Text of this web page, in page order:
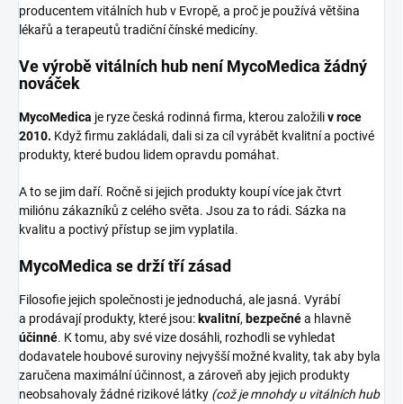
producentem vitálních hub v Evropě, a proč je používá většina
lékařů a terapeutů tradiční čínské medicíny.
Ve výrobě vitálních hub není MycoMedica žádný
nováček
MycoMedica je ryze česká rodinná firma, kterou založiliv roce
2010. Když firmu zakládali, dali si za cíl vyrábět kvalitní a poctivé
produkty, které budou lidem opravdu pomáhat.
A to se jim daří. Ročně si jejich produkty koupí více jak čtvrt
miliónu zákazníků z celého světa. Jsou za to rádi. Sázka na
kvalitu a poctivý přístup se jim vyplatila.
MycoMedica se drží tří zásad
Filosofie jejich společnosti je jednoduchá, ale jasná. Vyrábí
a prodávají produkty, které jsou: kvalitní, bezpečnéa hlavně
účinné. K tomu, aby své vize dosáhli, rozhodli se vyhledat
dodavatele houbové suroviny nejvyšší možné kvality, tak aby byla
zaručena maximální účinnost, a zároveň aby jejich produkty
neobsahovaly žádné rizikové látky (což je mnohdy u vitálních hub